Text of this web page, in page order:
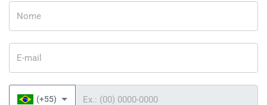
(+55)